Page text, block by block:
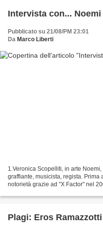
Intervista con... Noemi
Pubblicato su 21/08/PM 23:01
Da Marco Liberti
1.Veronica Scopelliti, in arte
graffiante, musicista, regista.
notorietà grazie ad "X Factor" nel
Plagi: Eros